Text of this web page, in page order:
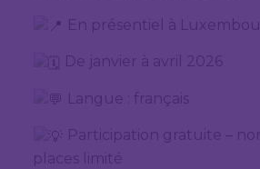
En présentiel à
De janvier à avril 2026
Langue : français
Participation gratuite –
places limité